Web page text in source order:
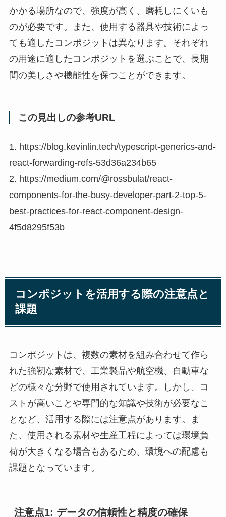
かかる場所なので、強度が高く、磨耗しにくいも
のが必要です。また、使用する器具や技術によっ
ても適したコンポジットは異なります。それぞれ
の用途に適したコンポジットを選ぶことで、長期
間の美しさや機能性を保つことができます。
この見出しの参考URL
1. https://blog.kevinlin.tech/typescript-generics-and-
react-forwarding-refs-53d36a234b65
2. https://medium.com/@rossbulat/react-
components-for-the-busy-developer-part-2-top-5-
best-practices-for-react-component-design-
4f5d8295f53b
コンポジットを活用する際の注意点と
課題
コンポジットは、複数の素材を組み合わせて作ら
れた強靭な素材で、工業製品や航空機、自動車な
どの様々な分野で使用されています。しかし、コ
ストが高いことや専門的な知識や技術が必要なこ
となど、活用する際には注意点があります。ま
た、使用される素材や生産工程によっては環境負
荷が大きくなる場合もあるため、環境への配慮も
課題となっています。
注意点1: データの信頼性と精度の確保